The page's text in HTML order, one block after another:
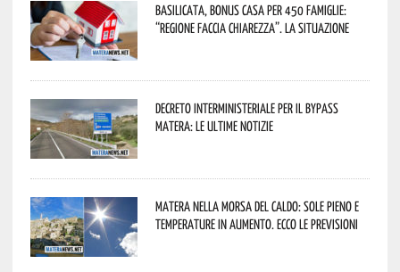
Basilicata, Bonus casa per 450 famiglie:
“Regione faccia chiarezza”. La situazione
Decreto interministeriale per il Bypass
Matera: le ultime notizie
Matera nella morsa del caldo: sole pieno e
temperature in aumento. Ecco le previsioni